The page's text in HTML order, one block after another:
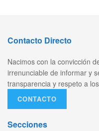
Contacto Directo
Nacimos con la convicción
irrenunciable de informar y
transparencia y respeto a
CONTACTO
Secciones